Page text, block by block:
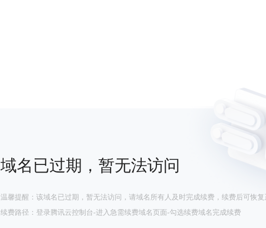
域名已过期，暂无法访问
温馨提醒：该域名已过期，暂无法访问，请域名所有人及时完成续费，续费后可恢复
续费路径：登录腾讯云控制台-进入急需续费域名页面-勾选续费域名完成续费